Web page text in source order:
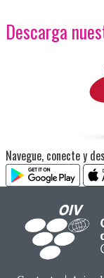
Descarga
Navegue, conecte y